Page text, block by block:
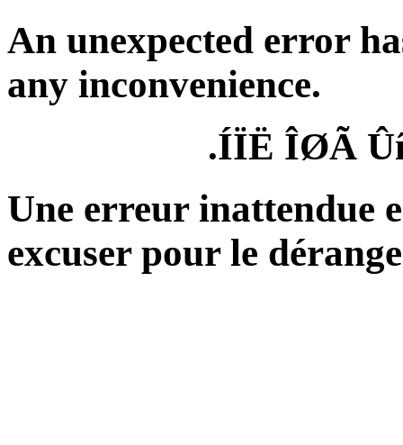
An unexpected error
any inconvenience.
ÍÏË ÎØÃ
Une erreur inattendue
excuser pour le